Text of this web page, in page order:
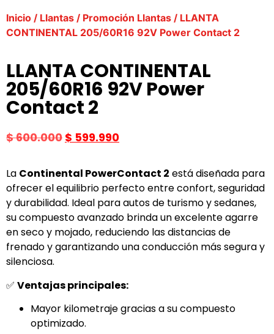
Inicio / Llantas / Promoción Llantas / LLANTA
CONTINENTAL 205/60R16 92V Power Contact 2
LLANTA CONTINENTAL
205/60R16 92V Power
Contact 2
$600.000 $ 599.990
La Continental PowerContact 2 está diseñada para
ofrecer el equilibrio perfecto entre confort, seguridad
y durabilidad. Ideal para autos de turismo y sedanes,
su compuesto avanzado brinda un excelente agarre
en seco y mojado, reduciendo las distancias de
frenado y garantizando una conducción más segura y
silenciosa.
✅ Ventajas principales:
Mayor kilometraje gracias a su compuesto
optimizado.